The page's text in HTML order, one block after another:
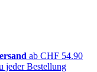
ab CHF 54.90
jeder Bestellung